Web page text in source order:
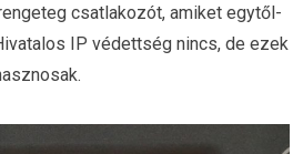
csatlakozót, amiket egytől-
IP védettség nincs, de ezek